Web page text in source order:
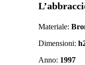
Materiale:
Dimensioni:
Anno: 1997